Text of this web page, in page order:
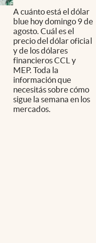
A cuánto está el dólar
blue hoy domingo 9 de
agosto. Cuál es el
precio del dólar oficial
y de los dólares
financieros CCL y
MEP. Toda la
información que
necesitás sobre cómo
sigue la semana en los
mercados.